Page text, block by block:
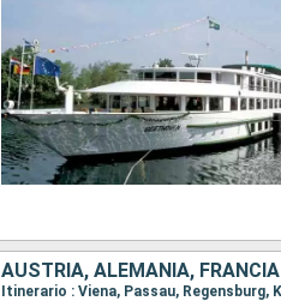
AUSTRIA, ALEMANIA, FRANCIA